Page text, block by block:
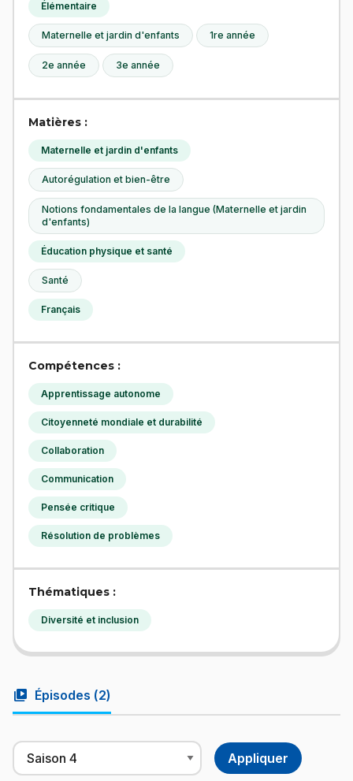
Élémentaire
Maternelle et jardin d'enfants 1re année
2e année 3e année
Matières :
Maternelle et jardin d'enfants
Autorégulation et bien-être
Notions fondamentales de la langue (Maternelle et jardin
d'enfants)
Éducation physique et santé
Santé
Français
Compétences :
Apprentissage autonome
Citoyenneté mondiale et durabilité
Collaboration
Communication
Pensée critique
Résolution de problèmes
Thématiques :
Diversité et inclusion
video_library Épisodes (2)